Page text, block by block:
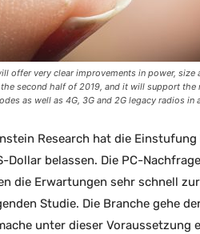
offer very clear improvements in power,
second half of 2019, and it will support the
as well as 4G, 3G and 2G legacy radios
Research hat die
Dollar belassen. Die PC-
die Erwartungen sehr schnell
Studie. Die Branche gehe
unter dieser Voraussetzung